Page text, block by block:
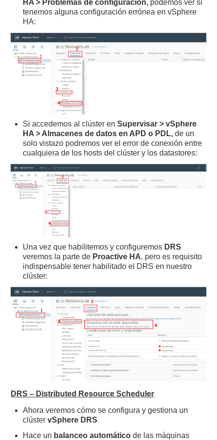
HA > Problemas de configuración, podemos ver si
tenemos alguna configuración errónea en vSphere
HA:
Si accedemos al clúster enSupervisar > vSphere
HA > Almacenes de datos en APD o PDL,de un
solo vistazo podremos ver el error de conexión entre
cualquiera de los hosts del clúster y los datastores:
Una vez que habilitemos y configuremos DRS
veremos la parte de Proactive HA, pero es requisito
indispensable tener habilitado el DRS en nuestro
clúster:
DRS – Distributed Resource Scheduler
Ahora veremos cómo se configura y gestiona un
clústervSphere DRS
Hace un balanceo automático de las máquinas